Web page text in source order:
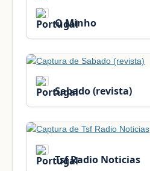
O Minho
Sabado (revista)
Tsf Radio Noticias